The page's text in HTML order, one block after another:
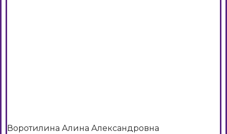
Воротилина Алина Александровна